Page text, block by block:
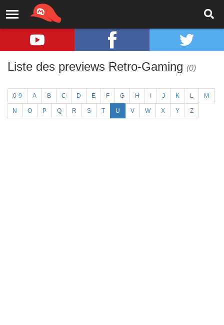
Liste des previews Retro-Gaming (0)
0-9 A B C D E F G H J K L M
N O P Q R S T U V W X Y Z